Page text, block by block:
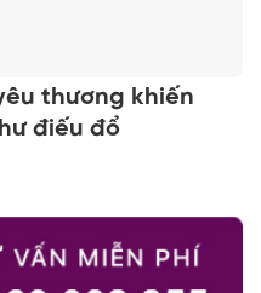
thương khiến
điếu đổ